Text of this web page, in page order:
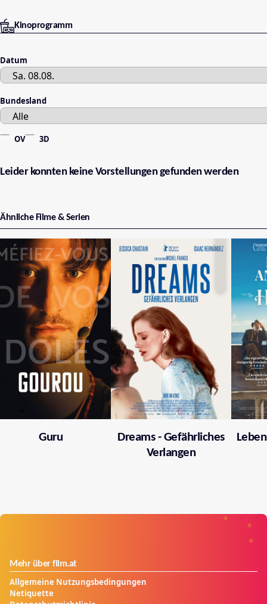
Kinoprogramm
Datum
Bundesland
OV 3D
Leider konnten keine Vorstellungen gefunden werden
Ähnliche Filme & Serien
Guru
Dreams - Gefährliches
Verlangen
Mehr über film.at
Allgemeine Nutzungsbedingungen
Netiquette